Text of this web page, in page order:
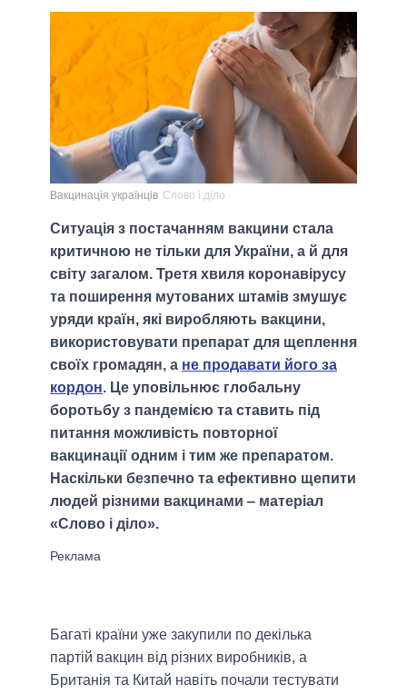
Вакцинація українців Слово і діло
Ситуація з постачанням вакцини стала
критичною не тільки для України, а й для
світу загалом. Третя хвиля коронавірусу
та поширення мутованих штамів змушує
уряди країн, які виробляють вакцини,
використовувати препарат для щеплення
своїх громадян, а не продавати його за
кордон. Це уповільнює глобальну
боротьбу з пандемією та ставить під
питання можливість повторної
вакцинації одним і тим же препаратом.
Наскільки безпечно та ефективно щепити
людей різними вакцинами ‒ матеріал
«Слово і діло».
Багаті країни уже закупили по декілька
партій вакцин від різних виробників, а
Британія та Китай навіть почали тестувати